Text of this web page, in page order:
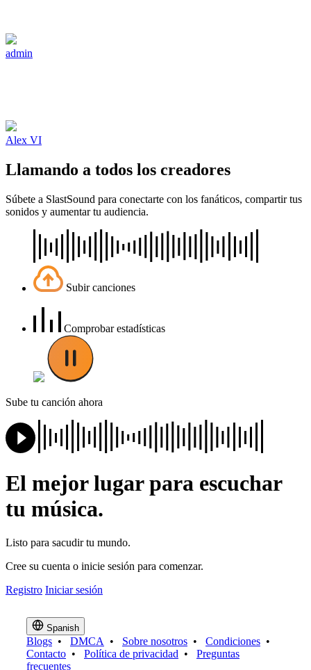
admin
Alex VI
Llamando a todos los creadores
Súbete a SlastSound para conectarte con los fanáticos, compartir tus
sonidos y aumentar tu audiencia.
Subir canciones
Comprobar estadísticas
Sube tu canción ahora
El mejor lugar para escuchar
tu música.
Listo para sacudir tu mundo.
Cree su cuenta o inicie sesión para comenzar.
Registro Iniciar sesión
Spanish
Blogs • DMCA • Sobre nosotros • Condiciones •
Contacto • Política de privacidad • Preguntas
frecuentes